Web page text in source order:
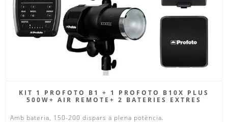
KIT 1 PROFOTO B1 + 1 PROFOTO B10X PLUS
500W+ AIR REMOTE+ 2 BATERIES EXTRES
Amb bateria, 150-200 dispars a plena potència.